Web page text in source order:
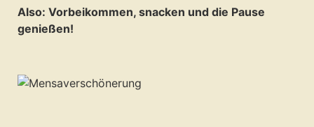
Also: Vorbeikommen, snacken und die Pause
genießen!